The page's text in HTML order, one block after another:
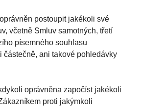
postoupit jakékoli své
včetně Smluv samotných, třetí
písemného souhlasu
částečně, ani takové pohledávky
oprávněna započíst jakékoli
proti jakýmkoli